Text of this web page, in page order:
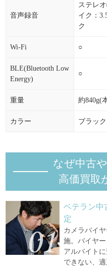
音声録音
ステレ
イク：
ク
Wi-Fi ○
BLE(Bluetooth Low
Energy)
○
重量 約840g(
カラー ブラック
なぜ中古
高価買取
ベテラン中
定
カメラバイ
施。バイヤ
アルバイト
できない、